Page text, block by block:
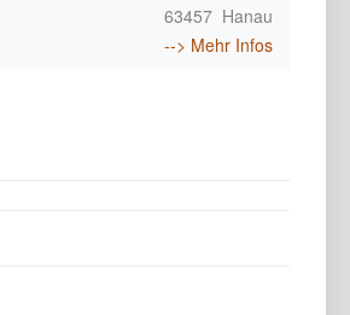
63457 Hanau
--> Mehr Infos